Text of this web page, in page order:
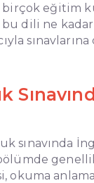
eğitim
dili ne
sınavlarına
sınavında
okuma anlama